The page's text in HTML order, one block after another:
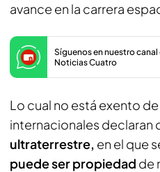
avance en la carrera
Síguenos en nuestro
Noticias Cuatro
Lo cual no está exento
internacionales declaran
ultraterrestre, en el que
puede ser propiedad de